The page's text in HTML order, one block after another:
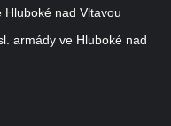
ve
nad Vltavou
armády ve Hluboké nad